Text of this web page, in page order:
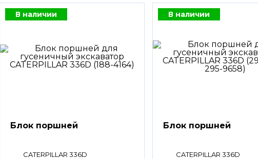
В наличии
Блок поршней
CATERPILLAR 336D
В наличии
Блок поршней
CATERPILLAR 336D